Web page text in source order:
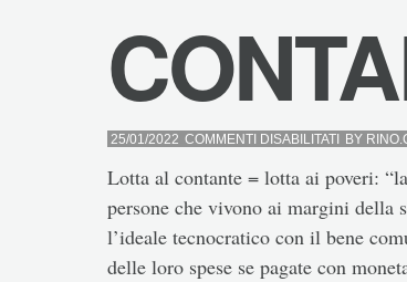
25/01/2022 COMMENTI DISABILITATISUBY
Lotta al contante = lotta ai poveri:
persone che vivono ai margini
l’ideale tecnocratico con il bene
delle loro spese se pagate con